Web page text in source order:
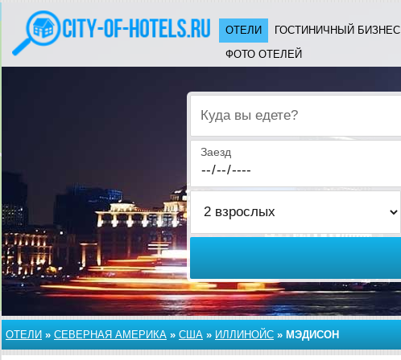
ОТЕЛИ ГОСТИНИЧНЫЙ БИЗНЕС
ФОТО ОТЕЛЕЙ
Куда вы едете?
Заезд
ОТЕЛИ » СЕВЕРНАЯ АМЕРИКА » США » ИЛЛИНОЙС » МЭДИСОН